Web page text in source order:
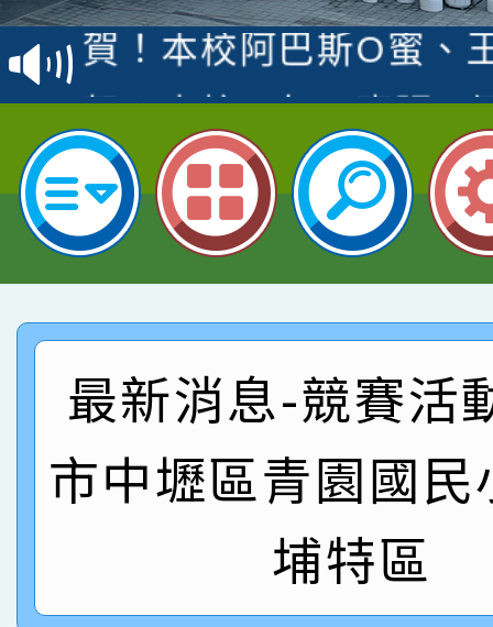
賽 洪綺君教師榮獲社
名
賀！本校阿巴斯O蜜、
倩參加桃園市科展 國
名 指導老師王老師、
賀！本校四年二班張O
園市英語競賽國小朗讀
指導老師林老師
賀！本校參加桃園市中
賽 劉文瑛教師榮獲教
臺灣台語-第二名
賀！本校參與2026世
市賽榮獲科學小創客佳
創客第三名。
賀！本校參加桃園市中
賽 洪綺君教師榮獲社
名
賀！本校阿巴斯O蜜、
倩參加桃園市科展 國
名 指導老師王老師、
賀！本校四年二班張O
園市英語競賽國小朗讀
指導老師林老師
賀！本校參加桃園市中
賽 劉文瑛教師榮獲教
臺灣台語-第二名
賀！本校參與2026世
市賽榮獲科學小創客佳
最新消息-競賽活
市中壢區青園國
埔特區